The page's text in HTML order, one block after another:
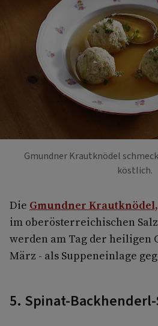
Gmundner Krautknödel
köstlich.
Die Gmundner Krautknödel,
im oberösterreichischen
werden am Tag der heiligen
März - als Suppeneinlage
5. Spinat-